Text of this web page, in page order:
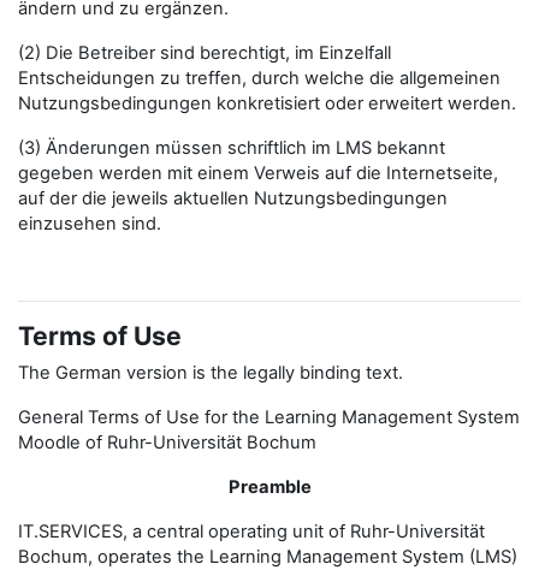
ändern und zu ergänzen.
(2) Die Betreiber sind berechtigt, im Einzelfall
Entscheidungen zu treffen, durch welche die allgemeinen
Nutzungsbedingungen konkretisiert oder erweitert werden.
(3) Änderungen müssen schriftlich im LMS bekannt
gegeben werden mit einem Verweis auf die Internetseite,
auf der die jeweils aktuellen Nutzungsbedingungen
einzusehen sind.
Terms of Use
The German version is the legally binding text.
General Terms of Use for the Learning Management System
Moodle of Ruhr-Universität Bochum
Preamble
IT.SERVICES, a central operating unit of Ruhr-Universität
Bochum, operates the Learning Management System (LMS)